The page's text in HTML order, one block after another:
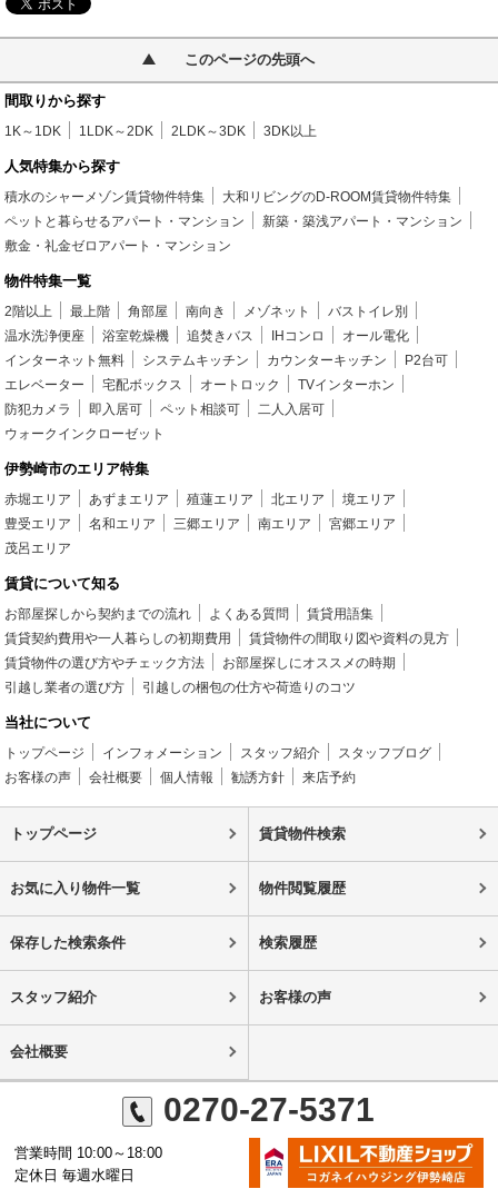
このページの先頭へ
間取りから探す
1K～1DK 1LDK～2DK 2LDK～3DK 3DK以上
人気特集から探す
積水のシャーメゾン賃貸物件特集
大和リビングのD-ROOM賃貸物件特集
ペットと暮らせるアパート・マンション
新築・築浅アパート・マンション
敷金・礼金ゼロアパート・マンション
物件特集一覧
2階以上 最上階 角部屋 南向き メゾネット
バストイレ別
温水洗浄便座
浴室乾燥機 追焚きバス IHコンロ
オール電化
インターネット無料
システムキッチン カウンターキッチン
P2台可
エレベーター
宅配ボックス オートロック
TVインターホン
防犯カメラ
即入居可 ペット相談可
二人入居可
ウォークインクローゼット
伊勢崎市のエリア特集
赤堀エリア あずまエリア 殖蓮エリア 北エリア
境エリア
豊受エリア
名和エリア 三郷エリア 南エリア
宮郷エリア
茂呂エリア
賃貸について知る
お部屋探しから契約までの流れ よくある質問
賃貸用語集
賃貸契約費用や一人暮らしの初期費用
賃貸物件の間取り図や資料の見方
賃貸物件の選び方やチェック方法
お部屋探しにオススメの時期
引越し業者の選び方
引越しの梱包の仕方や荷造りのコツ
当社について
トップページ インフォメーション スタッフ紹介
スタッフブログ
お客様の声
会社概要 個人情報 勧誘方針 来店予約
トップページ 賃貸物件検索
お気に入り物件一覧 物件閲覧履歴
保存した検索条件 検索履歴
スタッフ紹介 お客様の声
会社概要
0270-27-5371
営業時間 10:00～18:00
定休日 毎週水曜日